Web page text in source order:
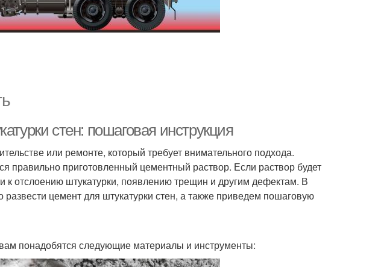
стен: пошаговая инструкция
или ремонте, который требует внимательного подхода.
правильно приготовленный цементный раствор. Если раствор будет
к отслоению штукатурки, появлению трещин и другим дефектам. В
цемент для штукатурки стен, а также приведем пошаговую
понадобятся следующие материалы и инструменты: